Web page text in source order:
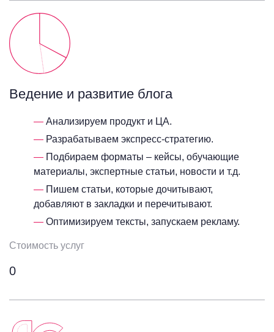
Ведение и развитие блога
Анализируем продукт и ЦА.
Разрабатываем экспресс-стратегию.
Подбираем форматы – кейсы, обучающие
материалы, экспертные статьи, новости и т.д.
Пишем статьи, которые дочитывают,
добавляют в закладки и перечитывают.
Оптимизируем тексты, запускаем рекламу.
Стоимость услуг
0